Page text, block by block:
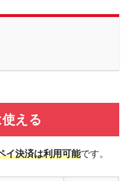
える
イ決済は利用可能です。